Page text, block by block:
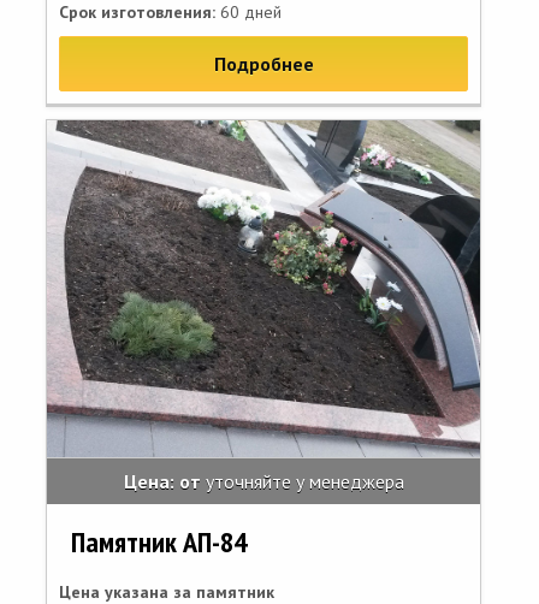
Срок изготовления: 60 дней
Подробнее
Цена: от уточняйте у менеджера
Памятник АП-84
Цена указана за памятник